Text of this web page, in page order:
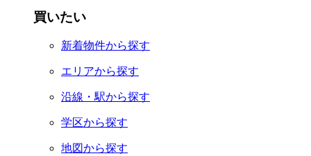
買いたい
新着物件から探す
エリアから探す
沿線・駅から探す
学区から探す
地図から探す